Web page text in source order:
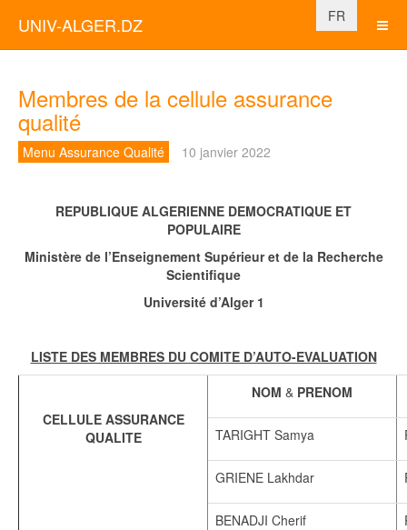
UNIV-ALGER.DZ
Sélectionnez
FR
Membres de la cellule assurance
qualité
Menu Assurance Qualité 10 janvier 2022
REPUBLIQUE ALGERIENNE DEMOCRATIQUE ET
POPULAIRE
Ministère de l’Enseignement Supérieur et de la Recherche
Scientifique
Université d’Alger 1
LISTE DES MEMBRES DU COMITE D’AUTO-EVALUATION
CELLULE ASSURANCE
QUALITE
NOM & PRENOM
TARIGHT Samya
GRIENE Lakhdar
BENADJI Cherif